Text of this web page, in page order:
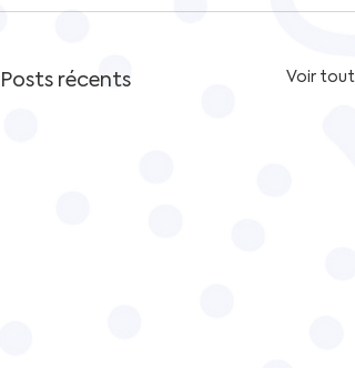
Posts récents Voir tout